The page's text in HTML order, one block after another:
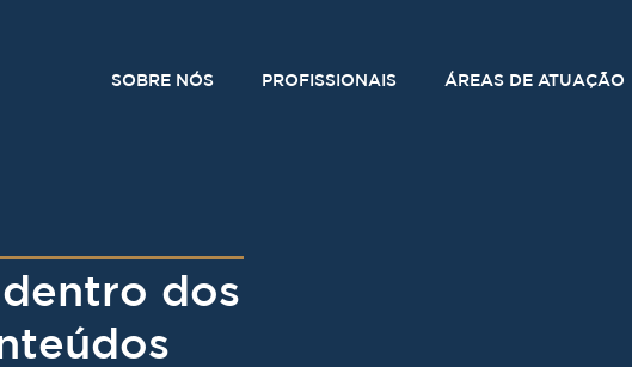
SOBRE NÓS PROFISSIONAIS ÁREAS DE ATUAÇÃO
dos